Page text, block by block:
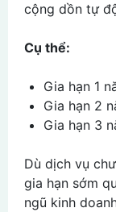
cộng dồn tự
Cụ thể:
Gia hạn 1
Gia hạn 2
Gia hạn 3
Dù dịch vụ
gia hạn sớm
ngũ kinh